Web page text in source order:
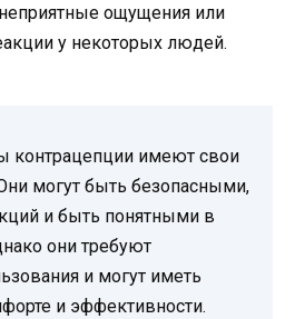
ощущения или
у некоторых людей.
контрацепции имеют свои
могут быть безопасными,
и быть понятными в
они требуют
и могут иметь
и эффективности.